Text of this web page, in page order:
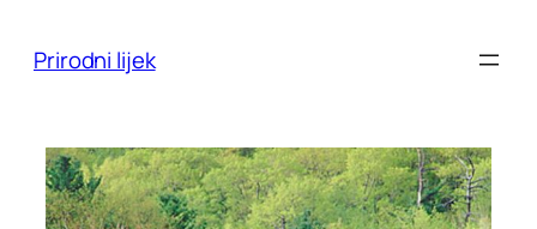
Prirodni lijek